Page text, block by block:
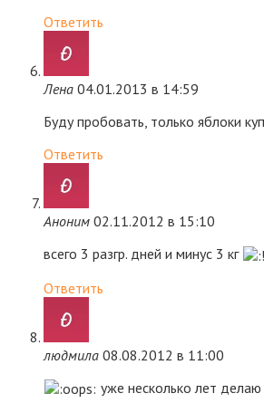
Ответить
Лена 04.01.2013 в 14:59
Буду пробовать, только яблоки
Ответить
Аноним 02.11.2012 в 15:10
всего 3 разгр. дней и минус 3 кг
Ответить
людмила 08.08.2012 в 11:00
уже несколько лет